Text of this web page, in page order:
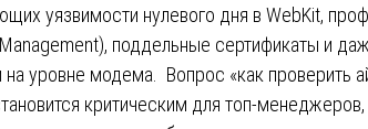
уязвимости нулевого дня в WebKit,
поддельные сертификаты и
на уровне модема. Вопрос «как проверить
критическим для топ-менеджеров,